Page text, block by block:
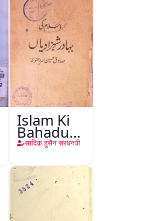
Islam Ki
Bahadur
Shahzadiyan
सादिक़ हुसैन सरधनवी